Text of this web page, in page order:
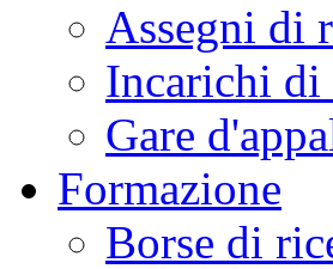
Assegni di
Incarichi di
Gare
Formazione
Borse di